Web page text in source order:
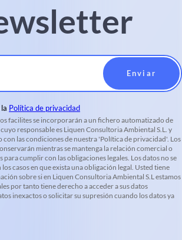
Política de privacidad
facilites se incorporarán a un fichero automatizado de
responsable es Liquen Consultoria Ambiental S.L. y
con las condiciones de nuestra 'Política de privacidad'. Los
mientras se mantenga la relación comercial o
para cumplir con las obligaciones legales. Los datos no se
casos en que exista una obligación legal. Usted tiene
sobre si en Liquen Consultoria Ambiental S.L estamos
por tanto tiene derecho a acceder a sus datos
inexactos o solicitar su supresión cuando los datos ya